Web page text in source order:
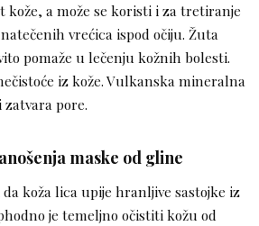
kože, a može se koristi i za tretiranje
vrećica ispod očiju. Žuta
pomaže u lečenju kožnih bolesti.
iz kože. Vulkanska mineralna
pore.
maske od gline
koža lica upije hranljive sastojke iz
je temeljno očistiti kožu od